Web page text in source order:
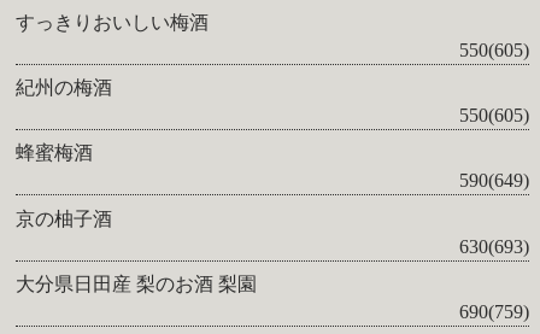
すっきりおいしい梅酒
550(605)
紀州の梅酒
550(605)
蜂蜜梅酒
590(649)
京の柚子酒
630(693)
大分県日田産 梨のお酒 梨園
690(759)